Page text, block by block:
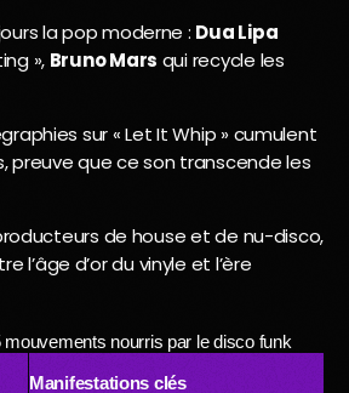
la pop moderne : Dua Lipa
», Bruno Mars qui recycle les
sur « Let It Whip » cumulent
preuve que ce son transcende les
de house et de nu-disco,
l’âge d’or du vinyle et l’ère
mouvements nourris par le disco funk
Manifestations clés